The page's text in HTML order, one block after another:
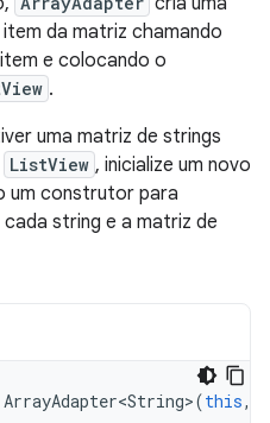
da matriz chamando
e colocando o
.
uma matriz de strings
ListView , inicialize um novo
um construtor para
string e a matriz de
ArrayAdapter<String>(this,